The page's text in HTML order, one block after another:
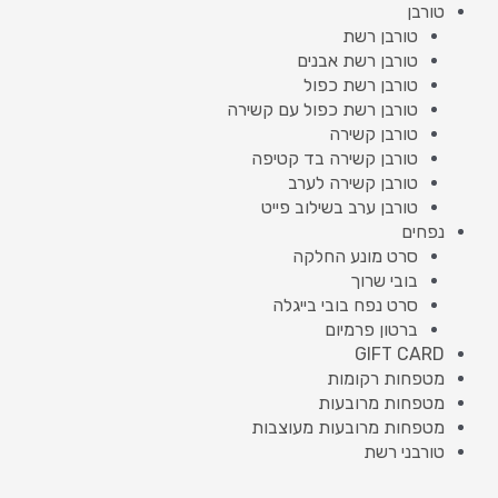
טורבן
טורבן רשת
טורבן רשת אבנים
טורבן רשת כפול
טורבן רשת כפול עם קשירה
טורבן קשירה
טורבן קשירה בד קטיפה
טורבן קשירה לערב
טורבן ערב בשילוב פייט
נפחים
סרט מונע החלקה
בובי שרוך
סרט נפח בובי בייגלה
ברטון פרמיום
GIFT CARD
מטפחות רקומות
מטפחות מרובעות
מטפחות מרובעות מעוצבות
טורבני רשת